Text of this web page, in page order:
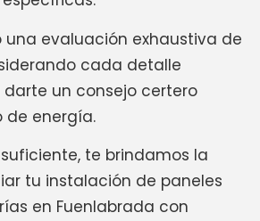
una evaluación exhaustiva de
cada detalle
un consejo certero
de energía.
te brindamos la
tu instalación de paneles
en Fuenlabrada con